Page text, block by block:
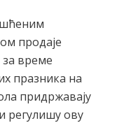
продаје
за време
празника на
придржавају
регулишу ову